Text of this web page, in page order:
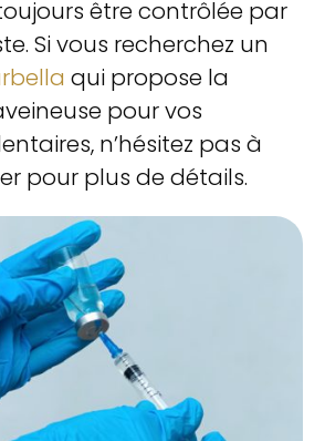
être contrôlée par
Si vous recherchez un
qui propose la
pour vos
n’hésitez pas à
pour plus de détails.